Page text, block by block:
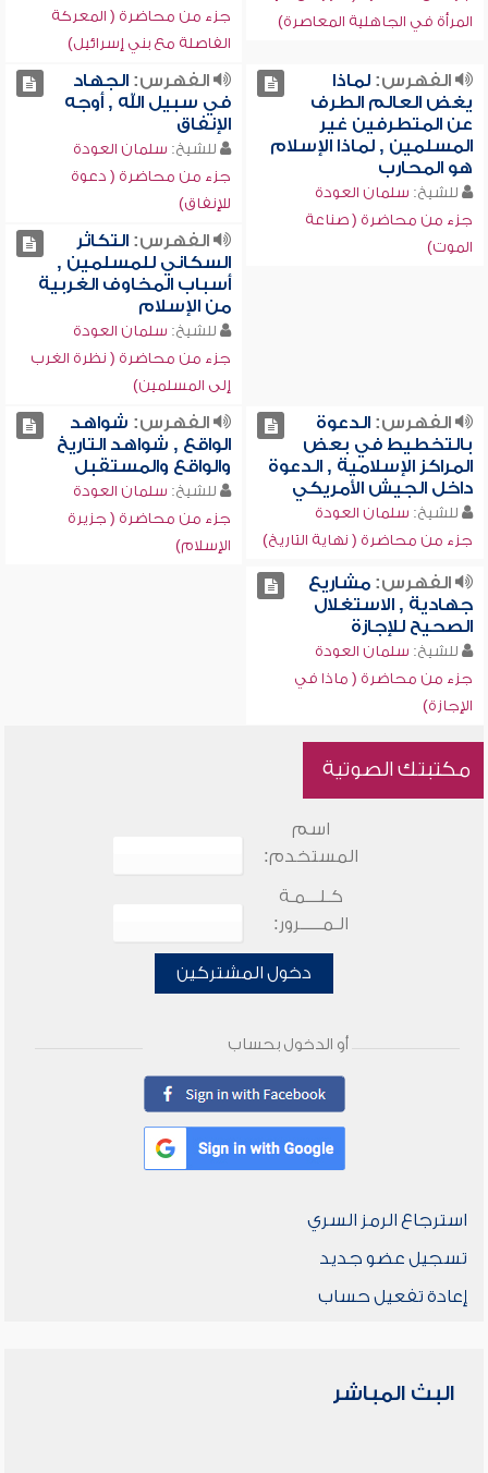
المرأة في الجاهلية المعاصرة)
جزء من محاضرة ( المعركة
الفاصلة مع بني إسرائيل)
الفهرس:لماذا
يغض العالم الطرف
عن المتطرفين غير
المسلمين , لماذا الإسلام
هو المحارب
للشيخ: سلمان العودة
جزء من محاضرة ( صناعة
الموت)
الفهرس:الجهاد
في سبيل الله , أوجه
الإنفاق
للشيخ: سلمان العودة
جزء من محاضرة ( دعوة
للإنفاق)
الفهرس:التكاثر
السكاني للمسلمين ,
أسباب المخاوف الغربية
من الإسلام
للشيخ: سلمان العودة
جزء من محاضرة ( نظرة الغرب
إلى المسلمين)
الفهرس:الدعوة
بالتخطيط في بعض
المراكز الإسلامية , الدعوة
داخل الجيش الأمريكي
للشيخ: سلمان العودة
جزء من محاضرة ( نهاية التاريخ)
الفهرس: شواهد
الواقع , شواهد التاريخ
والواقع والمستقبل
للشيخ: سلمان العودة
جزء من محاضرة ( جزيرة
الإسلام)
الفهرس:مشاريع
جهادية , الاستغلال
الصحيح للإجازة
للشيخ: سلمان العودة
جزء من محاضرة ( ماذا في
الإجازة)
مكتبتك الصوتية
اسم
المستخدم:
كـلـــمـة
الـمـــــرور:
دخول المشتركين
أو الدخول بحساب
استرجاع الرمز السري
تسجيل عضو جديد
إعادة تفعيل حساب
البث المباشر